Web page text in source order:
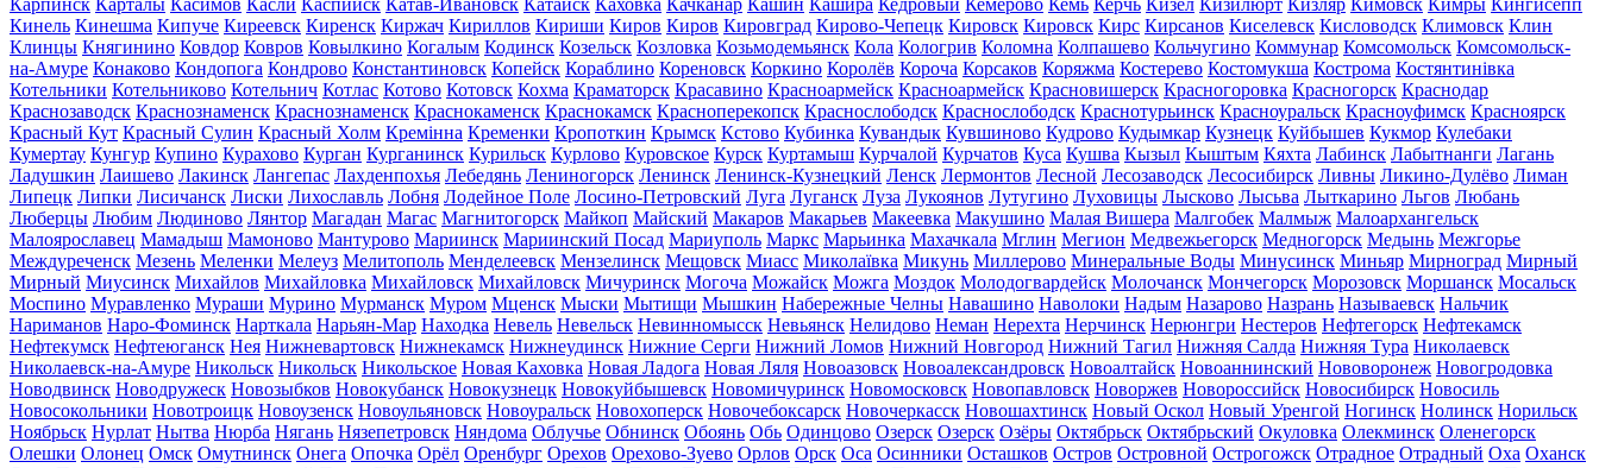
Карпинск Карталы Касимов Касли Каспийск Катав-Ивановск Катайск Каховка Качканар Кашин Кашира Кедровый Кемерово Кемь Керчь Кизел Кизилюрт Кизляр Кимовск Кимры Кингисепп
Кинель Кинешма Кипуче Киреевск Киренск Киржач Кириллов Кириши Киров Киров Кировград Кирово-Чепецк Кировск Кировск Кирс Кирсанов Киселевск Кисловодск Климовск Клин
Клинцы Княгинино Ковдор Ковров Ковылкино Когалым Кодинск Козельск Козловка Козьмодемьянск Кола Кологрив Коломна Колпашево Кольчугино Коммунар Комсомольск Комсомольск-
на-Амуре Конаково Кондопога Кондрово Константиновск Копейск Кораблино Кореновск Коркино Королёв Короча Корсаков Коряжма Костерево Костомукша Кострома Костянтинівка
Котельники Котельниково Котельнич Котлас Котово Котовск Кохма Краматорск Красавино Красноармейск Красноармейск Красновишерск Красногоровка Красногорск Краснодар
Краснозаводск Краснознаменск Краснознаменск Краснокаменск Краснокамск Красноперекопск Краснослободск Краснослободск Краснотурьинск Красноуральск Красноуфимск Красноярск
Красный Кут Красный Сулин Красный Холм Кремінна Кременки Кропоткин Крымск Кстово Кубинка Кувандык Кувшиново Кудрово Кудымкар Кузнецк Куйбышев Кукмор Кулебаки
Кумертау Кунгур Купино Курахово Курган Курганинск Курильск Курлово Куровское Курск Куртамыш Курчалой Курчатов Куса Кушва Кызыл Кыштым Кяхта Лабинск Лабытнанги Лагань
Ладушкин Лаишево Лакинск Лангепас Лахденпохья Лебедянь Лениногорск Ленинск Ленинск-Кузнецкий Ленск Лермонтов Лесной Лесозаводск Лесосибирск Ливны Ликино-Дулёво Лиман
Липецк Липки Лисичанск Лиски Лихославль Лобня Лодейное Поле Лосино-Петровский Луга Луганск Луза Лукоянов Лутугино Луховицы Лысково Лысьва Лыткарино Льгов Любань
Люберцы Любим Людиново Лянтор Магадан Магас Магнитогорск Майкоп Майский Макаров Макарьев Макеевка Макушино Малая Вишера Малгобек Малмыж Малоархангельск
Малоярославец Мамадыш Мамоново Мантурово Мариинск Мариинский Посад Мариуполь Маркс Марьинка Махачкала Мглин Мегион Медвежьегорск Медногорск Медынь Межгорье
Междуреченск Мезень Меленки Мелеуз Мелитополь Менделеевск Мензелинск Мещовск Миасс Миколаївка Микунь Миллерово Минеральные Воды Минусинск Миньяр Мирноград Мирный
Мирный Миусинск Михайлов Михайловка Михайловск Михайловск Мичуринск Могоча Можайск Можга Моздок Молодогвардейск Молочанск Мончегорск Морозовск Моршанск Мосальск
Моспино Муравленко Мураши Мурино Мурманск Муром Мценск Мыски Мытищи Мышкин Набережные Челны Навашино Наволоки Надым Назарово Назрань Называевск Нальчик
Нариманов Наро-Фоминск Нарткала Нарьян-Мар Находка Невель Невельск Невинномысск Невьянск Нелидово Неман Нерехта Нерчинск Нерюнгри Нестеров Нефтегорск Нефтекамск
Нефтекумск Нефтеюганск Нея Нижневартовск Нижнекамск Нижнеудинск Нижние Серги Нижний Ломов Нижний Новгород Нижний Тагил Нижняя Салда Нижняя Тура Николаевск
Николаевск-на-Амуре Никольск Никольск Никольское Новая Каховка Новая Ладога Новая Ляля Новоазовск Новоалександровск Новоалтайск Новоаннинский Нововоронеж Новогродовка
Новодвинск Новодружеск Новозыбков Новокубанск Новокузнецк Новокуйбышевск Новомичуринск Новомосковск Новопавловск Новоржев Новороссийск Новосибирск Новосиль
Новосокольники Новотроицк Новоузенск Новоульяновск Новоуральск Новохоперск Новочебоксарск Новочеркасск Новошахтинск Новый Оскол Новый Уренгой Ногинск Нолинск Норильск
Ноябрьск Нурлат Нытва Нюрба Нягань Нязепетровск Няндома Облучье Обнинск Обоянь Обь Одинцово Озерск Озерск Озёры Октябрьск Октябрьский Окуловка Олекминск Оленегорск
Олешки Олонец Омск Омутнинск Онега Опочка Орёл Оренбург Орехов Орехово-Зуево Орлов Орск Оса Осинники Осташков Остров Островной Острогожск Отрадное Отрадный Оха Оханск